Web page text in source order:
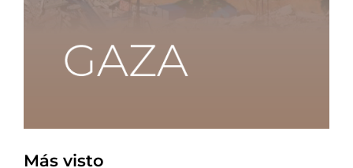
Más visto